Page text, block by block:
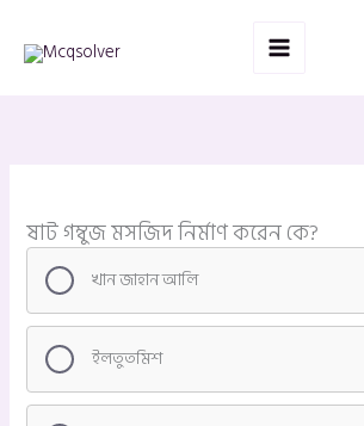
content
ষাট গম্বুজ মসজিদ নির্মাণ করেন কে?
খান জাহান আলি
ইলতুতমিশ